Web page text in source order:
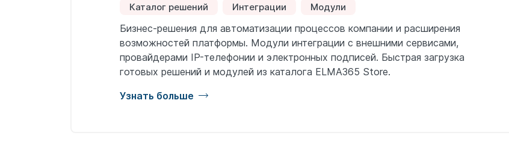
Каталог решений Интеграции Модули
Бизнес-решения для автоматизации процессов компании и расширения
возможностей платформы. Модули интеграции с внешними сервисами,
провайдерами IP-телефонии и электронных подписей. Быстрая загрузка
готовых решений и модулей из каталога ELMA365 Store.
Узнать больше